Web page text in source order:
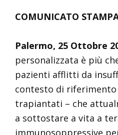
COMUNICATO
Palermo, 25 Ottobre
personalizzata è più
pazienti afflitti da
contesto di
trapiantati – che
a sottostare a vita a
immunosoppressive